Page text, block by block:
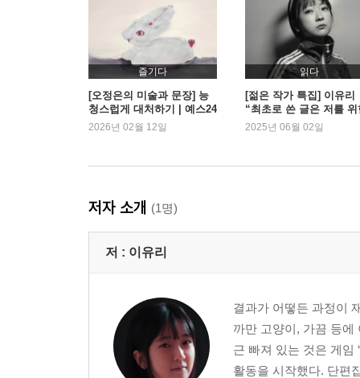
즐기다
[오정은의 미술과 문장] 능
청스럽게 대처하기 | 예스24
2026년 02월 12일
읽다
[젊은 작가 특집] 이유리
“최초로 쓴 글은 저를 위
이야기였어요”
2025년 06월 02일
저자 소개 (1명)
저 : 이유리
결과가 어떻든 과정이
까만 고양이, 가끔 등에
근 빠져 있는 것은 게임
활동을 시작했다. 단편